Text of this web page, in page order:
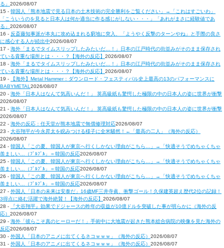
る」 2026/08/07
15 - 韓国人「熊本地震で見る日本の土木技術の完全勝利をご覧ください」→「これはすごいわ」
「こういうのを見ると日本人は何か適当に作る感じがしない・・・」「あれがまさに経験値であ
る」 2026/08/07
16 - 反斎藤知事派が本丸に攻め込まれる窮地に突入、「ようやく反撃のターンやね」と手際の良さ
に感心する人が続出中2026/08/07
17 - 海外「まるでタイムスリップしたみたいだ…！」日本の江戸時代の街並みがそのまま保存され
ている貴重な場所とは・・・？【海外の反応】 2026/08/07
18 - 海外「まるでタイムスリップしたみたいだ…！」日本の江戸時代の街並みがそのまま保存され
ている貴重な場所とは・・・？【海外の反応】 2026/08/07
19 -
【海外】Metal Hammer：ダウンロード・フェスティバル史上最高の13のパフォーマンスに
BABYMETAL2026/08/07
20 - 海外「日本人はなんて気高いんだ！」 英高級紙も驚愕した極限の中の日本人の姿に世界が衝撃
2026/08/07
21 - 海外「日本人はなんて気高いんだ！」 英高級紙も驚愕した極限の中の日本人の姿に世界が衝撃
2026/08/07
22 - 海外の反応：任天堂が熊本地震で無償修理対応2026/08/07
23 - 大谷翔平が今永昇太を睨みつける様子に全米騒然！←「最高の二人」（海外の反応）
2026/08/07
24 - 韓国人「この夏、韓国人が東京へ行くしかない理由がこちら…」→「快適そうでめちゃくちゃ
羨ましい…（ﾌﾞﾙﾌﾞﾙ」＝韓国の反応2026/08/07
25 - 韓国人「この夏、韓国人が東京へ行くしかない理由がこちら…」→「快適そうでめちゃくちゃ
羨ましい…（ﾌﾞﾙﾌﾞﾙ」＝韓国の反応2026/08/07
26 - 韓国人「この夏、韓国人が東京へ行くしかない理由がこちら…」→「快適そうでめちゃくちゃ
羨ましい…（ﾌﾞﾙﾌﾞﾙ」＝韓国の反応2026/08/07
27 - 外国人「日本の未来は安泰だ」16歳MF三井寺眞、衝撃ゴール！久保建英超え歴代2位の記録！
3得点に絡む活躍で海外絶賛！【海外の反応】 2026/08/07
28 -
『大谷翔平』効果でドジャースの昨年の収益が10億ドルを突破した事が明らかに（海外の反
応） 2026/08/07
29 - 海外「彼らこそ真のヒーローだ！」手術中に大地震が起きた熊本総合病院の映像を見た海外の
反応2026/08/07
30 - 外国人「日本のアニメに出てくるネコｗｗｗ」（海外の反応） 2026/08/07
31 - 外国人「日本のアニメに出てくるネコｗｗｗ」（海外の反応） 2026/08/07